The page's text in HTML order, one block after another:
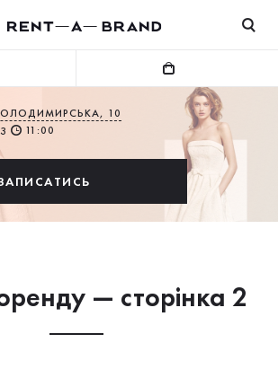
10
11:00
— сторінка 2